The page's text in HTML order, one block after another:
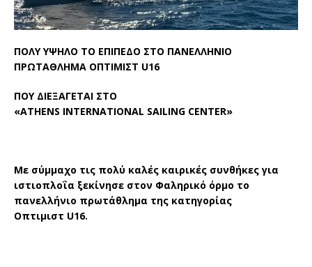
ΠΟΛΥ ΥΨΗΛΟ ΤΟ ΕΠΙΠΕΔΟ ΣΤΟ ΠΑΝΕΛΛΗΝΙΟ
ΠΡΩΤΑΘΛΗΜΑ ΟΠΤΙΜΙΣΤ U16
ΠΟΥΔΙEΞΑΓΕΤΑΙ ΣΤΟ
«ATHENS INTERNATIONAL SAILING CENTER»
Με σύμμαχο τις πολύ καλές καιρικές συνθήκες για
ιστιοπλοΐα ξεκίνησε στον Φαληρικό όρμο το
πανελλήνιο πρωτάθλημα της κατηγορίας
Οπτιμιστ U16.